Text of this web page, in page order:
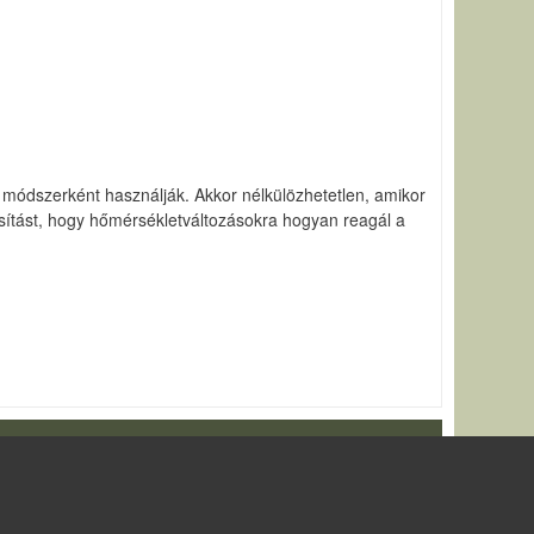
használják. Akkor nélkülözhetetlen, amikor
hogy hőmérsékletváltozásokra hogyan reagál a